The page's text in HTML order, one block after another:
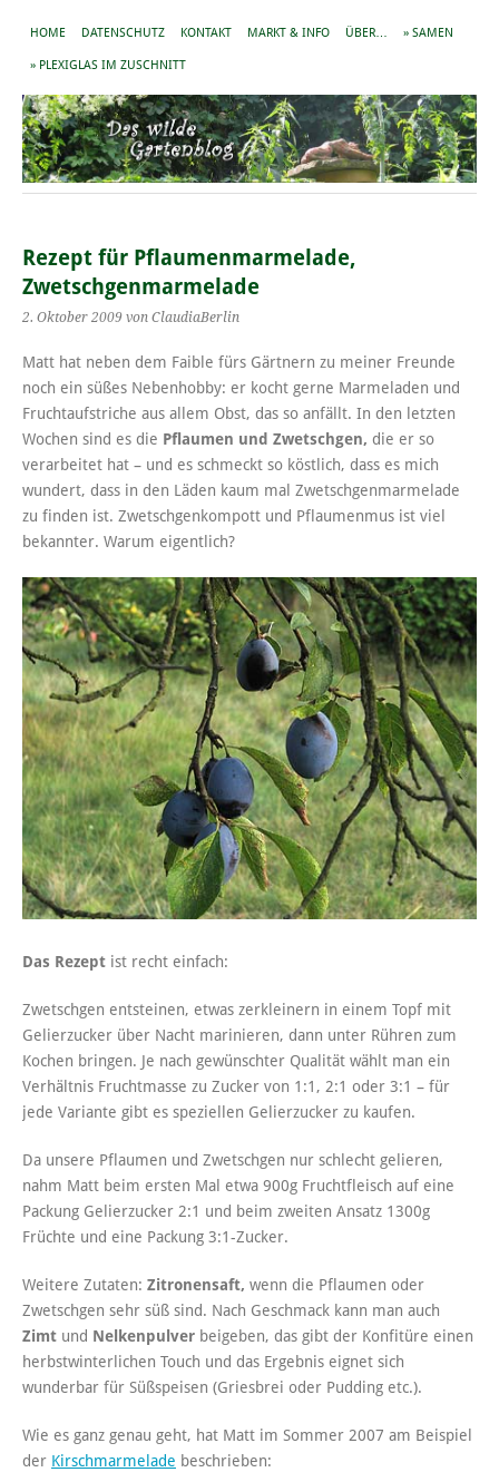
HOME DATENSCHUTZ KONTAKT MARKT & INFO ÜBER… » SAMEN
» PLEXIGLAS IM ZUSCHNITT
Rezept für Pflaumenmarmelade,
Zwetschgenmarmelade
2. Oktober 2009 von ClaudiaBerlin
Matt hat neben dem Faible fürs Gärtnern zu meiner Freunde
noch ein süßes Nebenhobby: er kocht gerne Marmeladen und
Fruchtaufstriche aus allem Obst, das so anfällt. In den letzten
Wochen sind es die Pflaumen und Zwetschgen, die er so
verarbeitet hat – und es schmeckt so köstlich, dass es mich
wundert, dass in den Läden kaum mal Zwetschgenmarmelade
zu finden ist. Zwetschgenkompott und Pflaumenmus ist viel
bekannter. Warum eigentlich?
Das Rezept ist recht einfach:
Zwetschgen entsteinen, etwas zerkleinern in einem Topf mit
Gelierzucker über Nacht marinieren, dann unter Rühren zum
Kochen bringen. Je nach gewünschter Qualität wählt man ein
Verhältnis Fruchtmasse zu Zucker von 1:1, 2:1 oder 3:1 – für
jede Variante gibt es speziellen Gelierzucker zu kaufen.
Da unsere Pflaumen und Zwetschgen nur schlecht gelieren,
nahm Matt beim ersten Mal etwa 900g Fruchtfleisch auf eine
Packung Gelierzucker 2:1 und beim zweiten Ansatz 1300g
Früchte und eine Packung 3:1-Zucker.
Weitere Zutaten: Zitronensaft, wenn die Pflaumen oder
Zwetschgen sehr süß sind. Nach Geschmack kann man auch
Zimt und Nelkenpulver beigeben, das gibt der Konfitüre einen
herbstwinterlichen Touch und das Ergebnis eignet sich
wunderbar für Süßspeisen (Griesbrei oder Pudding etc.).
Wie es ganz genau geht, hat Matt im Sommer 2007 am Beispiel
der Kirschmarmelade beschrieben: